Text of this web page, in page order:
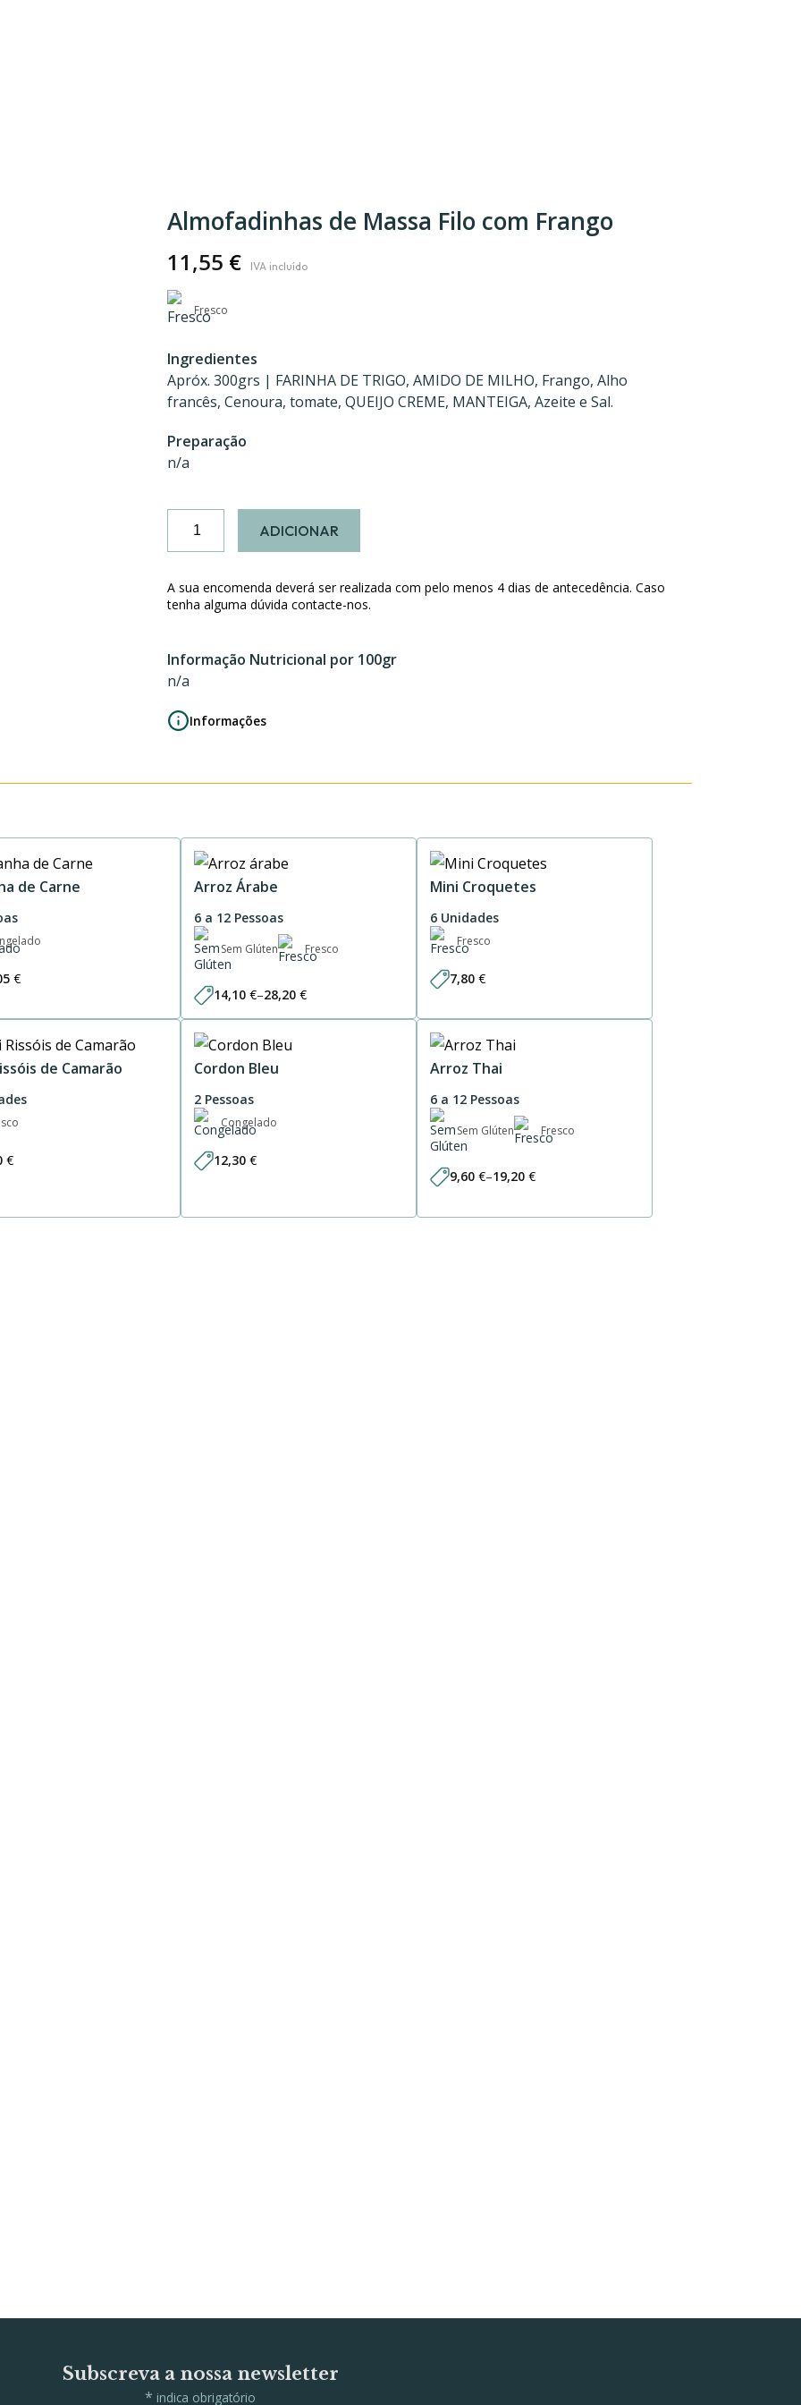
Almofadinhas de Massa Filo com Frango
11,55 €
Fresco
Ingredientes
Apróx. 300grs | FARINHA DE TRIGO, AMIDO DE MILHO, Frango, Alho
francês, Cenoura, tomate, QUEIJO CREME, MANTEIGA, Azeite e Sal.
Preparação
n/a
de
Massa
Frango
ADICIONAR
A sua encomenda deverá ser realizada com pelo menos 4 dias de antecedência. Caso
tenha alguma dúvida contacte-nos.
Informação Nutricional por 100gr
n/a
Informações
de Carne
€
Arroz Árabe
6 a 12 Pessoas
Sem Glúten Fresco
14,10 €–28,20 €
Price
range:
through
28,20 €
Mini Croquetes
6 Unidades
Fresco
7,80 €
de Camarão
€
Cordon Bleu
2 Pessoas
Congelado
12,30 €
Arroz Thai
6 a 12 Pessoas
Sem Glúten Fresco
9,60 €–19,20 €
Price
9,60 €
Subscreva a nossa newsletter
* indica obrigatório